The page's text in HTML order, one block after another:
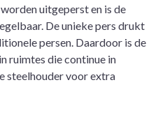
uitgeperst en is de
De unieke pers drukt
persen. Daardoor is de
ruimtes die continue in
steelhouder voor extra